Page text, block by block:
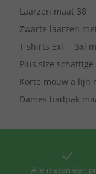
Laarzen maat 38
Zwarte laarzen
T shirts 5xl
3xl
Plus size
Korte mouw a lijn
Dames badpak
Alle maten één